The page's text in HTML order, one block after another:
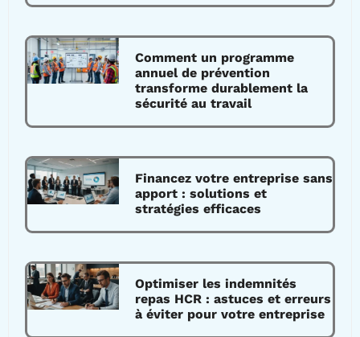
Comment un programme
annuel de prévention
transforme durablement la
sécurité au travail
Financez votre entreprise sans
apport : solutions et
stratégies efficaces
Optimiser les indemnités
repas HCR : astuces et erreurs
à éviter pour votre entreprise